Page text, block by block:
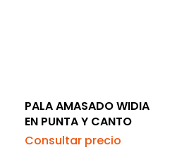
PALA AMASADO WIDIA
EN PUNTA Y CANTO
Consultar precio